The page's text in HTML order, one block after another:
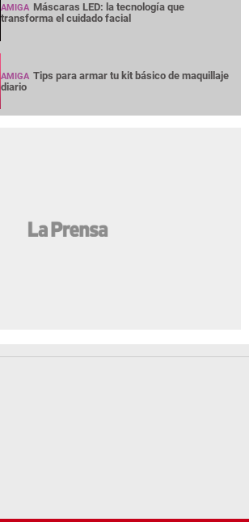
AMIGA Máscaras LED: la tecnología que
transforma el cuidado facial
AMIGA Tips para armar tu kit básico de maquillaje
diario